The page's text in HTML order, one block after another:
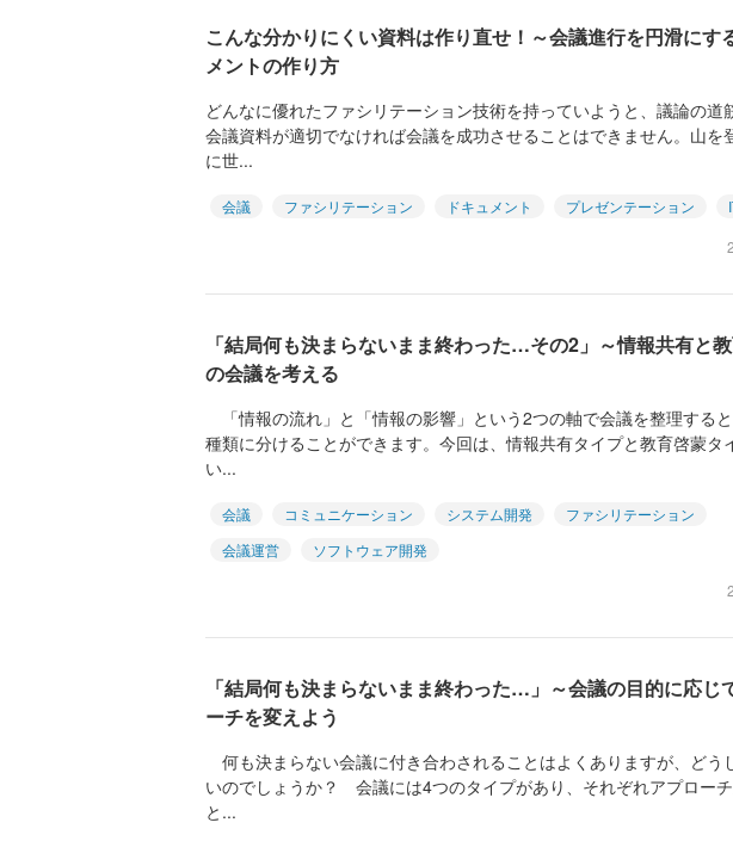
こんな分かりにくい資料は作り直せ！～会議進行を円滑にす
メントの作り方
どんなに優れたファシリテーション技術を持っていようと、議論の道
会議資料が適切でなければ会議を成功させることはできません。山を
に世...
会議 ファシリテーション ドキュメント プレゼンテーション
「結局何も決まらないまま終わった…その2」～情報共有と
の会議を考える
「情報の流れ」と「情報の影響」という2つの軸で会議を整理する
種類に分けることができます。今回は、情報共有タイプと教育啓蒙タ
い...
会議 コミュニケーション システム開発
ファシリテーション
会議運営
ソフトウェア開発
「結局何も決まらないまま終わった…」～会議の目的に応じ
ーチを変えよう
何も決まらない会議に付き合わされることはよくありますが、どう
いのでしょうか？ 会議には4つのタイプがあり、それぞれアプロー
と...